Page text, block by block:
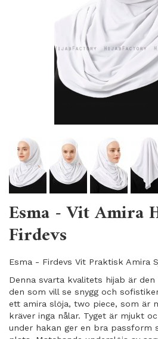
Esma - Vit Amira
Firdevs
Esma - Firdevs Vit Praktisk Amira
Denna svarta kvalitets hijab är
den som vill se snygg och
ett amira slöja, two piece, som är
kräver inga nålar. Tyget är mjukt
under hakan ger en bra passform